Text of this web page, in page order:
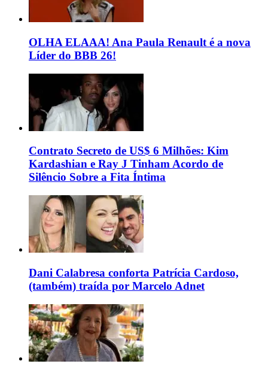
OLHA ELAAA! Ana Paula Renault é a nova
Líder do BBB 26!
Contrato Secreto de US$ 6 Milhões: Kim
Kardashian e Ray J Tinham Acordo de
Silêncio Sobre a Fita Íntima
Dani Calabresa conforta Patrícia Cardoso,
(também) traída por Marcelo Adnet